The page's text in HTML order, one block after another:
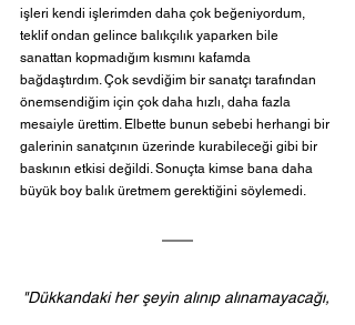
işleri kendi işlerimden daha çok beğeniyordum,
teklif ondan gelince balıkçılık yaparken bile
sanattan kopmadığım kısmını kafamda
bağdaştırdım. Çok sevdiğim bir sanatçı tarafından
önemsendiğim için çok daha hızlı, daha fazla
mesaiyle ürettim. Elbette bunun sebebi herhangi bir
galerinin sanatçının üzerinde kurabileceği gibi bir
baskının etkisi değildi. Sonuçta kimse bana daha
büyük boy balık üretmem gerektiğini söylemedi.
"Dükkandaki her şeyin alınıp alınamayacağı,